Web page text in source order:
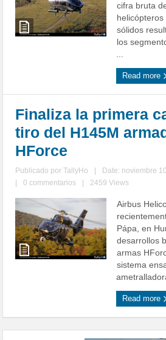
cifra bruta
sólidos
los
...
Read more
Finaliza la primera
tiro del H145M
HForce
Publicado porTallyHo
Date: noviembre
0 commentarios 2459 Views
Airbus
Pápa, en
desarrollos
armas
sistema
Read more